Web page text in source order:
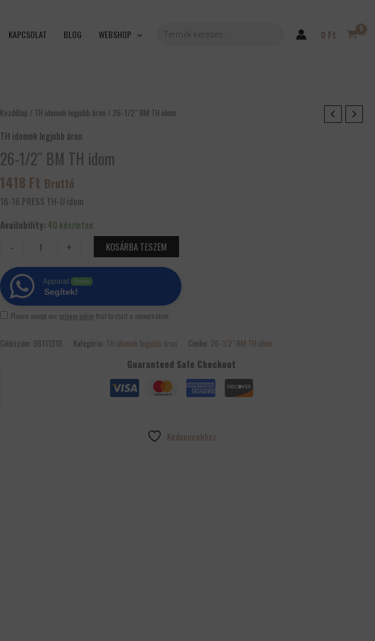
KAPCSOLAT BLOG WEBSHOP SEARCH 0 Ft
Kezdőlap / TH idomok legjobb áron / 26-1/2″ BM TH idom
TH idomok legjobb áron
26-1/2″ BM TH idom
1418 Ft Bruttó
16-16 PRESS TH-U idom
Availability: 40 készleten
-
26-
BM
TH
mennyiség
+ KOSÁRBA TESZEM
Apparat Online
Segítek!
Please accept our privacy policyfirst to start a conversation.
Cikkszám: 06111318 Kategória: TH idomok legjobb áron Címke: 26-1/2" BM TH idom
Guaranteed Safe Checkout
Kedvencekhez